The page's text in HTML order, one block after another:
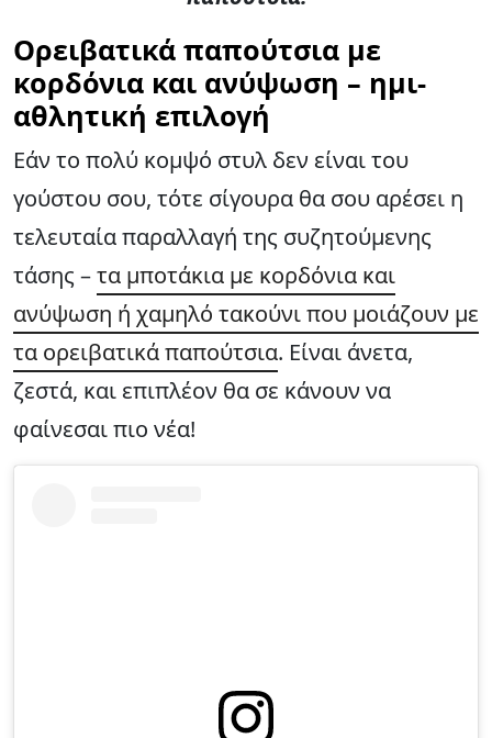
Ορειβατικά παπούτσια με
κορδόνια και ανύψωση – ημι-
αθλητική επιλογή
Εάν το πολύ κομψό στυλ δεν είναι του
γούστου σου, τότε σίγουρα θα σου αρέσει η
τελευταία παραλλαγή της συζητούμενης
τάσης –τα μποτάκια με κορδόνια και
ανύψωση ή χαμηλό τακούνι που μοιάζουν με
τα ορειβατικά παπούτσια. Είναι άνετα,
ζεστά, και επιπλέον θα σε κάνουν να
φαίνεσαι πιο νέα!